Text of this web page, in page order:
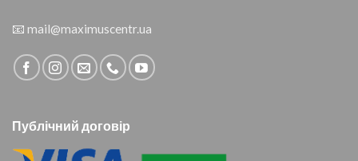
📧 mail@maximuscentr.ua
Публічний договір